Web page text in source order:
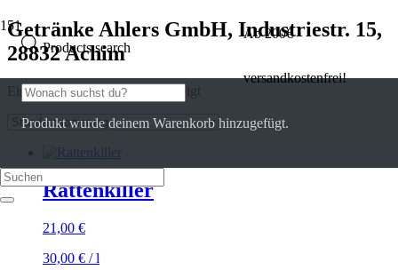
Products search
Ab 200€
versandkostenfrei!
Produkt wurde deinem Warenkorb hinzugefügt.
Getränke Ahlers GmbH, Industriestr. 15,
28832 Achim
Einzelnes Ergebnis wird angezeigt
Rattenkiller
21,00 €
30,00 € /l